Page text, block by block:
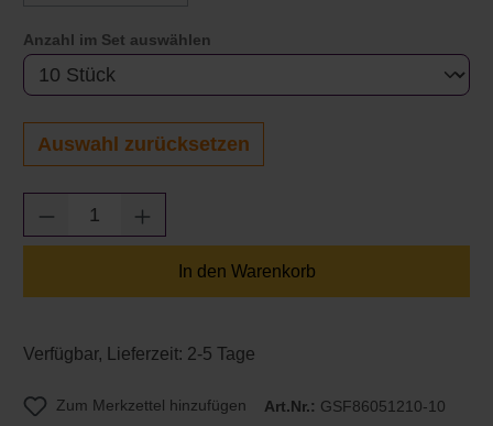
Anzahl im Set auswählen
Auswahl zurücksetzen
Produkt Anzahl: Gib den gewünschten
In den Warenkorb
Verfügbar, Lieferzeit: 2-5 Tage
Zum Merkzettel hinzufügen Art.Nr.: GSF86051210-10